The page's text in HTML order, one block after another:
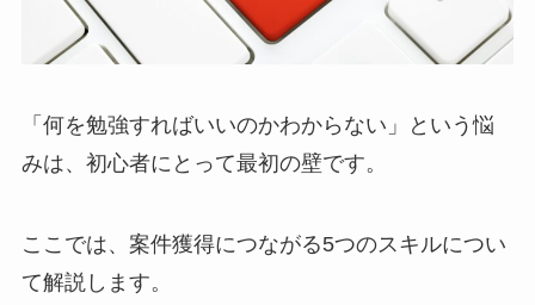
「何を勉強すればいいのかわからない」という悩
みは、初心者にとって最初の壁です。
ここでは、案件獲得につながる5つのスキルについ
て解説します。